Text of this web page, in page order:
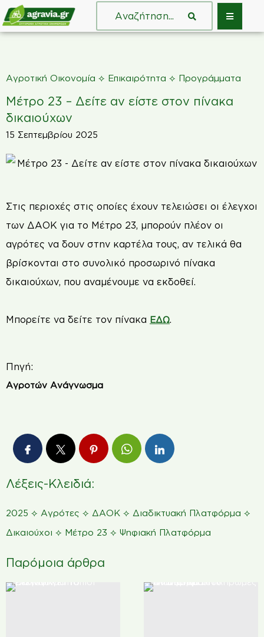
Αγροτική Οικονομία ⟡ Επικαιρότητα ⟡ Προγράμματα
Μέτρο 23 – Δείτε αν είστε στον πίνακα
δικαιούχων
15 Σεπτεμβρίου 2025
Στις περιοχές στις οποίες έχουν τελειώσει οι έλεγχοι
των ΔΑΟΚ για το Μέτρο 23, μπορούν πλέον οι
αγρότες να δουν στην καρτέλα τους, αν τελικά θα
βρίσκονται στο συνολικό προσωρινό πίνακα
δικαιούχων, που αναμένουμε να εκδοθεί.
Μπορείτε να δείτε τον πίνακα ΕΔΩ.
Πηγή:
Αγροτών Ανάγνωσμα
Λέξεις-Κλειδιά:
2025 ⟡ Αγρότες ⟡ ΔΑΟΚ ⟡ Διαδικτυακή Πλατφόρμα ⟡
Δικαιούχοι ⟡ Μέτρο 23 ⟡ Ψηφιακή Πλατφόρμα
Παρόμοια άρθρα